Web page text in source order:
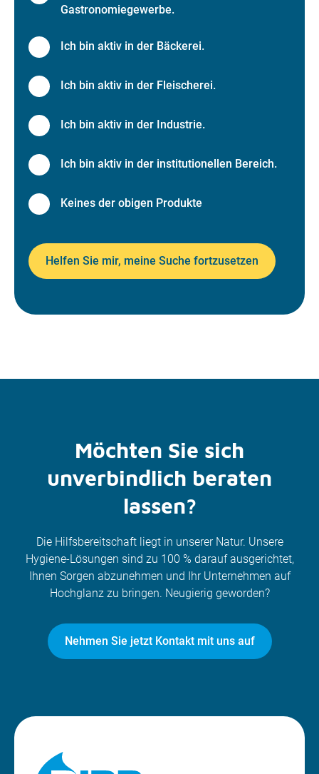
Gastronomiegewerbe.
Ich bin aktiv in der Bäckerei.
Ich bin aktiv in der Fleischerei.
Ich bin aktiv in der Industrie.
Ich bin aktiv in der institutionellen Bereich.
Keines der obigen Produkte
Helfen Sie mir, meine Suche fortzusetzen
Möchten Sie sich
unverbindlich beraten
lassen?
Die Hilfsbereitschaft liegt in unserer Natur. Unsere
Hygiene-Lösungen sind zu 100 % darauf ausgerichtet,
Ihnen Sorgen abzunehmen und Ihr Unternehmen auf
Hochglanz zu bringen. Neugierig geworden?
Nehmen Sie jetzt Kontakt mit uns auf